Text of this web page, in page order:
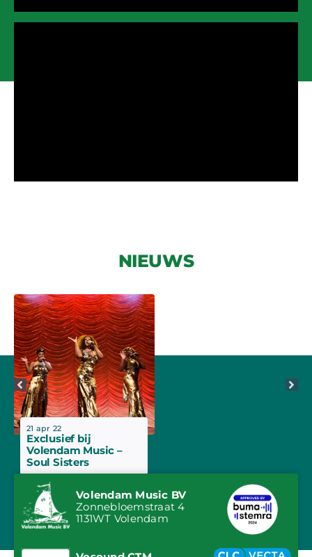
NIEUWS
21 apr 22
Exclusief bij
Volendam Music –
Soul Sisters
Volendam Music BV
Zonnebloemstraat 4
1131WT Volendam